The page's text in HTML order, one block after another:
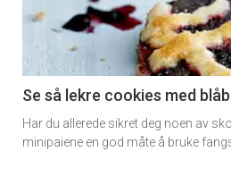
Se så lekre cookies med
Har du allerede sikret deg noen av
minipaiene en god måte å bruke